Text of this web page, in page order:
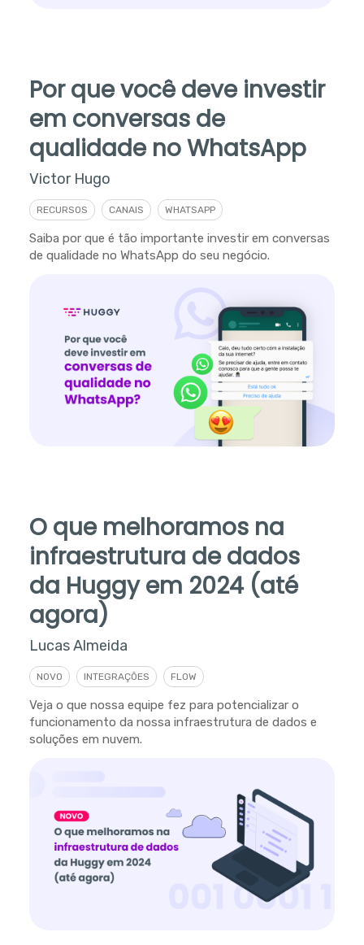
Por que você deve investir
em conversas de
qualidade no WhatsApp
Victor Hugo
RECURSOS CANAIS WHATSAPP
Saiba por que é tão importante investir em conversas
de qualidade no WhatsApp do seu negócio.
O que melhoramos na
infraestrutura de dados
da Huggy em 2024 (até
agora)
Lucas Almeida
NOVO INTEGRAÇÕES FLOW
Veja o que nossa equipe fez para potencializar o
funcionamento da nossa infraestrutura de dados e
soluções em nuvem.